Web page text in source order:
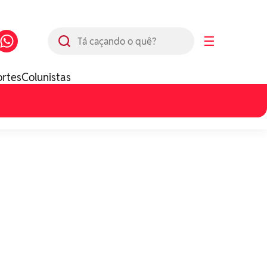
☰
Colunistas